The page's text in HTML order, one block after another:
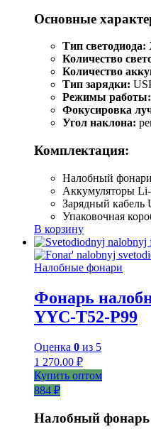
Основные
Тип светодиода:
Количество
Количество
Тип зарядки:
Режимы работы:
Фокусировка
Угол наклона:
Комплектация:
Налобный
Аккумуляторы
Зарядный
Упаковочная
В корзину
Налобные фонари
Фонарь
YYC-T52-P99
Оценка 0 из 5
1 270.00 ₽
Купить оптом
884 ₽
Налобный фонарь